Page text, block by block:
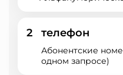
2 телефон
Абонентские
одном запросе)